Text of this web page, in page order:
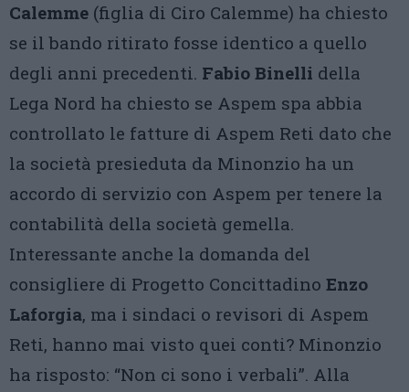
Calemme (figlia di Ciro Calemme) ha chiesto
se il bando ritirato fosse identico a quello
degli anni precedenti. Fabio Binelli della
Lega Nord ha chiesto se Aspem spa abbia
controllato le fatture di Aspem Reti dato che
la società presieduta da Minonzio ha un
accordo di servizio con Aspem per tenere la
contabilità della società gemella.
Interessante anche la domanda del
consigliere di Progetto Concittadino Enzo
Laforgia, ma i sindaci o revisori di Aspem
Reti, hanno mai visto quei conti? Minonzio
ha risposto: “Non ci sono i verbali”. Alla